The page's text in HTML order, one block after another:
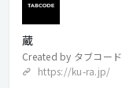
蔵
Created by タブコード
https://ku-ra.jp/